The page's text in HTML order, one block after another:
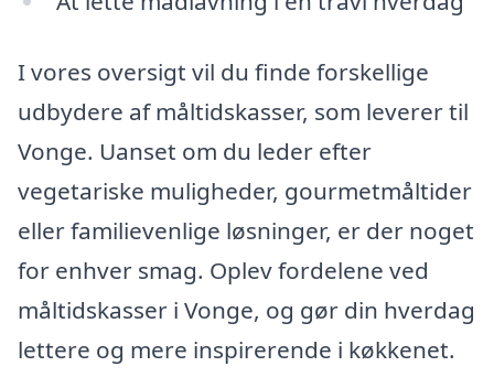
I vores oversigt vil du finde forskellige
udbydere af måltidskasser, som leverer til
Vonge. Uanset om du leder efter
vegetariske muligheder, gourmetmåltider
eller familievenlige løsninger, er der noget
for enhver smag. Oplev fordelene ved
måltidskasser i Vonge, og gør din hverdag
lettere og mere inspirerende i køkkenet.